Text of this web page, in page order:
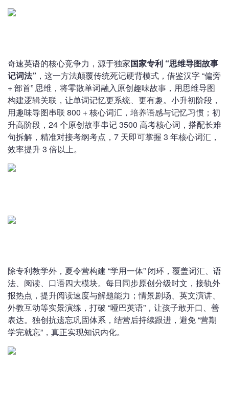
奇速英语的核心竞争力，源于独家国家专利 “思维导图故事
记词法” ，这一方法颠覆传统死记硬背模式，借鉴汉字 “偏旁
+ 部首” 思维，将零散单词融入原创趣味故事，用思维导图
构建逻辑关联，让单词记忆更系统、更有趣。小升初阶段，
用趣味导图串联 800 + 核心词汇，培养语感与记忆习惯；初
升高阶段，24 个原创故事串记 3500 高考核心词，搭配长难
句拆解，精准对接考纲考点，7 天即可掌握 3 年核心词汇，
效率提升 3 倍以上。
除专利教学外，夏令营构建 “学用一体” 闭环，覆盖词汇、语
法、阅读、口语四大模块。每日同步原创分级时文，接轨外
报热点，提升阅读速度与解题能力；情景剧场、英文演讲、
外教互动等实景演练，打破 “哑巴英语”，让孩子敢开口、善
表达。独创抗遗忘巩固体系，结营后持续跟进，避免 “营期
学完就忘”，真正实现知识内化。